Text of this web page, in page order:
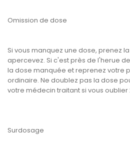
Omission de dose
Si vous manquez une dose, prenez
apercevez. Si c'est près de l'herue
la dose manquée et reprenez votre
ordinaire. Ne doublez pas la dose
votre médecin traitant si vous
Surdosage